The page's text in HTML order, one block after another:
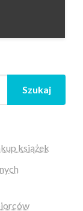
Szukaj
książek